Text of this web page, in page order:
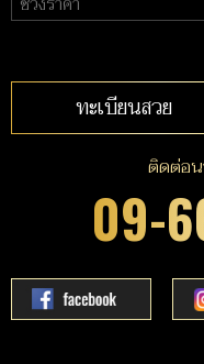
ทะเบียนสวย
ติดต่อ
09-